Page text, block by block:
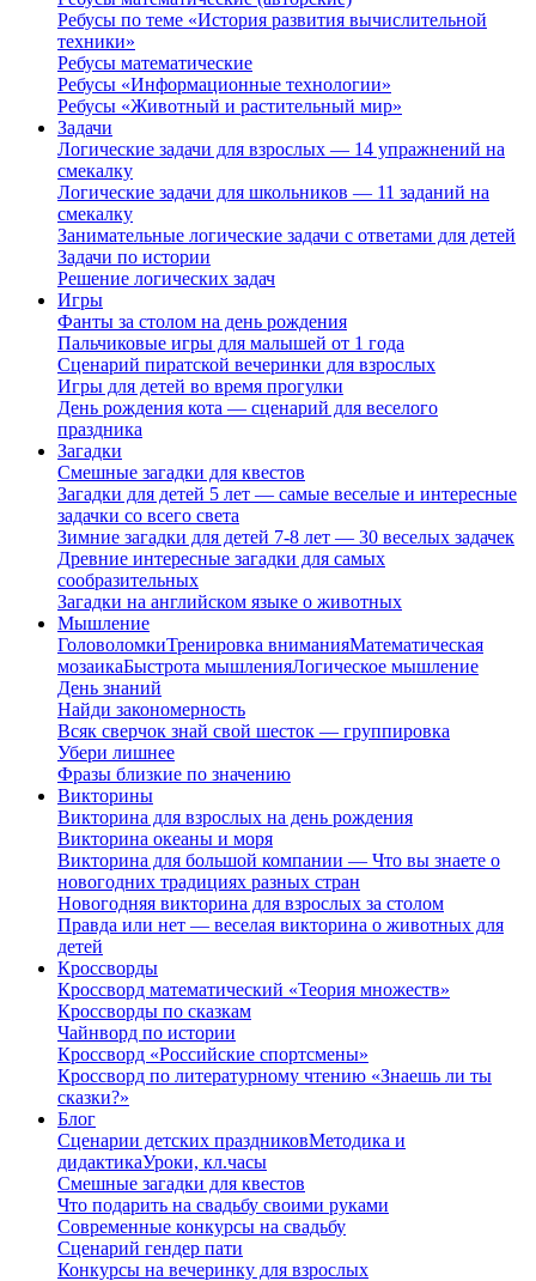
Ребусы по теме «История развития вычислительной
техники»
Ребусы математические
Ребусы «Информационные технологии»
Ребусы «Животный и растительный мир»
Задачи
Логические задачи для взрослых — 14 упражнений на
смекалку
Логические задачи для школьников — 11 заданий на
смекалку
Занимательные логические задачи с ответами для детей
Задачи по истории
Решение логических задач
Игры
Фанты за столом на день рождения
Пальчиковые игры для малышей от 1 года
Сценарий пиратской вечеринки для взрослых
Игры для детей во время прогулки
День рождения кота — сценарий для веселого
праздника
Загадки
Смешные загадки для квестов
Загадки для детей 5 лет — самые веселые и интересные
задачки со всего света
Зимние загадки для детей 7-8 лет — 30 веселых задачек
Древние интересные загадки для самых
сообразительных
Загадки на английском языке о животных
Мышление
ГоловоломкиТренировка вниманияМатематическая
мозаикаБыстрота мышленияЛогическое мышление
День знаний
Найди закономерность
Всяк сверчок знай свой шесток — группировка
Убери лишнее
Фразы близкие по значению
Викторины
Викторина для взрослых на день рождения
Викторина океаны и моря
Викторина для большой компании — Что вы знаете о
новогодних традициях разных стран
Новогодняя викторина для взрослых за столом
Правда или нет — веселая викторина о животных для
детей
Кроссворды
Кроссворд математический «Теория множеств»
Кроссворды по сказкам
Чайнворд по истории
Кроссворд «Российские спортсмены»
Кроссворд по литературному чтению «Знаешь ли ты
сказки?»
Блог
Сценарии детских праздниковМетодика и
дидактикаУроки, кл.часы
Смешные загадки для квестов
Что подарить на свадьбу своими руками
Современные конкурсы на свадьбу
Сценарий гендер пати
Конкурсы на вечеринку для взрослых